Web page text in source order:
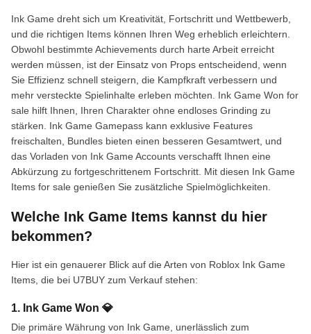
Ink Game dreht sich um Kreativität, Fortschritt und Wettbewerb,
und die richtigen Items können Ihren Weg erheblich erleichtern.
Obwohl bestimmte Achievements durch harte Arbeit erreicht
werden müssen, ist der Einsatz von Props entscheidend, wenn
Sie Effizienz schnell steigern, die Kampfkraft verbessern und
mehr versteckte Spielinhalte erleben möchten. Ink Game Won for
sale hilft Ihnen, Ihren Charakter ohne endloses Grinding zu
stärken. Ink Game Gamepass kann exklusive Features
freischalten, Bundles bieten einen besseren Gesamtwert, und
das Vorladen von Ink Game Accounts verschafft Ihnen eine
Abkürzung zu fortgeschrittenem Fortschritt. Mit diesen Ink Game
Items for sale genießen Sie zusätzliche Spielmöglichkeiten.
Welche Ink Game Items kannst du hier
bekommen?
Hier ist ein genauerer Blick auf die Arten von Roblox Ink Game
Items, die bei U7BUY zum Verkauf stehen:
1. Ink Game Won 💎
Die primäre Währung von Ink Game, unerlässlich zum